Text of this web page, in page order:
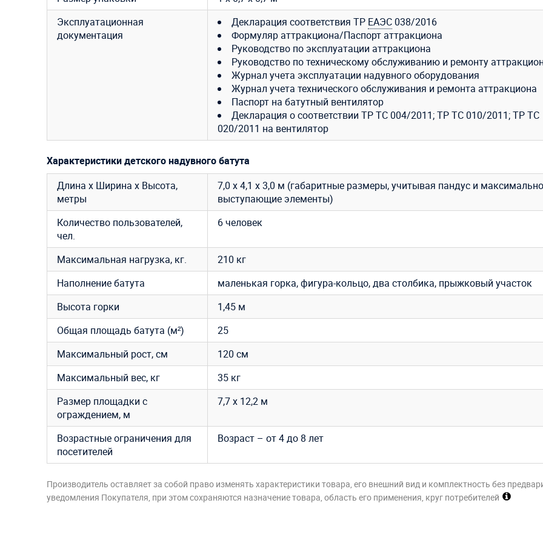
Эксплуатационная
документация
Декларация соответствия ТР ЕАЭС038/2016
Формуляр аттракциона/Паспорт аттракциона
Руководство по эксплуатации аттракциона
Руководство по техническому обслуживанию и ремонту
Журнал учета эксплуатации надувного оборудования
Журнал учета технического обслуживания и ремонта аттракциона
Паспорт на батутный вентилятор
Декларация о соответствии ТР ТС 004/2011; ТР ТС 010/2011; ТР ТС
020/2011 на вентилятор
Характеристики детского надувного батута
Длина х Ширина х Высота,
метры
7,0 х 4,1 х 3,0 м (габаритные размеры, учитывая пандус и максимально
выступающие элементы)
Количество пользователей,
чел.
6 человек
Максимальная нагрузка, кг.
210 кг
Наполнение батута
маленькая горка, фигура-кольцо, два столбика, прыжковый участок
Высота горки
1,45 м
Общая площадь батута (м²)
25
Максимальный рост, см
120 см
Максимальный вес, кг
35 кг
Размер площадки с
ограждением, м
7,7 х 12,2 м
Возрастные ограничения для
посетителей
Возраст – от 4 до 8 лет
Производитель оставляет за собой право изменять характеристики товара, его внешний вид и комплектность без
уведомления Покупателя, при этом сохраняются назначение товара, область его применения, круг потребителей